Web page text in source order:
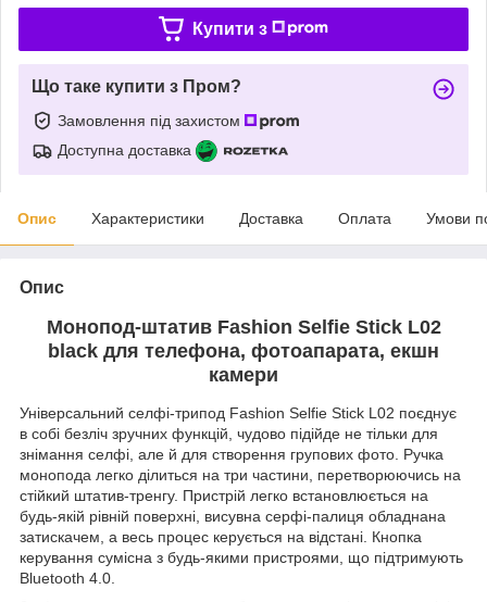
Купити з
Що таке купити з Пром?
Замовлення під захистом
Доступна доставка
Опис Характеристики Доставка Оплата Умови
Опис
Монопод-штатив Fashion Selfie Stick L02
black для телефона, фотоапарата, екшн
камери
Універсальний селфі-трипод Fashion Selfie Stick L02 поєднує
в собі безліч зручних функцій, чудово підійде не тільки для
знімання селфі, але й для створення групових фото. Ручка
монопода легко ділиться на три частини, перетворюючись на
стійкий штатив-тренгу. Пристрій легко встановлюється на
будь-якій рівній поверхні, висувна серфі-палиця обладнана
затискачем, а весь процес керується на відстані. Кнопка
керування сумісна з будь-якими пристроями, що підтримують
Bluetooth 4.0.